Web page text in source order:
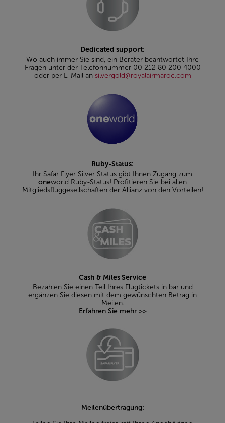
Dedicated support:
Wo auch immer Sie sind, ein Berater beantwortet Ihre
Fragen unter der Telefonnummer 00 212 80 200 4000
oder per E-Mail an silvergold@royalairmaroc.com
Ruby-Status:
Ihr Safar Flyer Silver Status gibt Ihnen Zugang zum
oneworld Ruby-Status! Profitieren Sie bei allen
Mitgliedsfluggesellschaften der Allianz von den Vorteilen!
Cash & Miles Service
Bezahlen Sie einen Teil Ihres Flugtickets in bar und
ergänzen Sie diesen mit dem gewünschten Betrag in
Meilen.
Erfahren Sie mehr >>
Meilenübertragung: